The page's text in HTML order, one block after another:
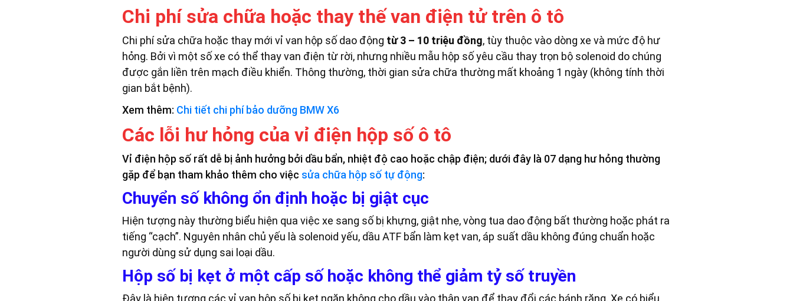
Chi phí sửa chữa hoặc thay thế van điện tử trên ô tô
Chi phí sửa chữa hoặc thay mới vỉ van hộp số dao động từ 3 – 10 triệu đồng, tùy thuộc vào dòng xe và mức độ hư
hỏng. Bởi vì một số xe có thể thay van điện từ rời, nhưng nhiều mẫu hộp số yêu cầu thay trọn bộ solenoid do chúng
được gắn liền trên mạch điều khiển. Thông thường, thời gian sửa chữa thường mất khoảng 1 ngày (không tính thời
gian bắt bệnh).
Xem thêm: Chi tiết chi phí bảo dưỡng BMW X6
Các lỗi hư hỏng của vỉ điện hộp số ô tô
Vỉ điện hộp số rất dễ bị ảnh hưởng bởi dầu bẩn, nhiệt độ cao hoặc chập điện; dưới đây là 07 dạng hư hỏng thường
gặp để bạn tham khảo thêm cho việc sửa chữa hộp số tự động:
Chuyển số không ổn định hoặc bị giật cục
Hiện tượng này thường biểu hiện qua việc xe sang số bị khựng, giật nhẹ, vòng tua dao động bất thường hoặc phát ra
tiếng “cạch”. Nguyên nhân chủ yếu là solenoid yếu, dầu ATF bẩn làm kẹt van, áp suất dầu không đúng chuẩn hoặc
người dùng sử dụng sai loại dầu.
Hộp số bị kẹt ở một cấp số hoặc không thể giảm tỷ số truyền
Đây là hiện tượng các vỉ van hộp số bị kẹt ngăn không cho dầu vào thân van để thay đổi các bánh răng. Xe có biểu